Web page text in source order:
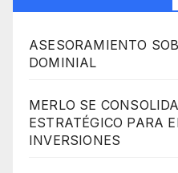
ASESORAMIENTO
DOMINIAL
MERLO SE
ESTRATÉGICO PARA
INVERSIONES